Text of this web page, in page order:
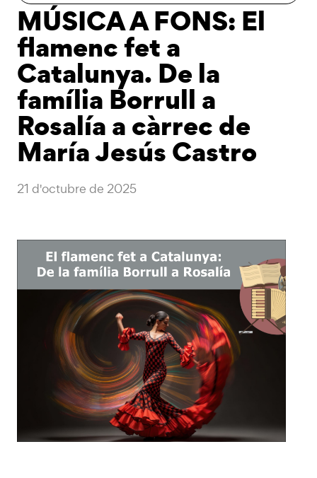
MÚSICA A FONS: El
flamenc fet a
Catalunya. De la
família Borrull a
Rosalía a càrrec de
María Jesús Castro
21 d'octubre de 2025